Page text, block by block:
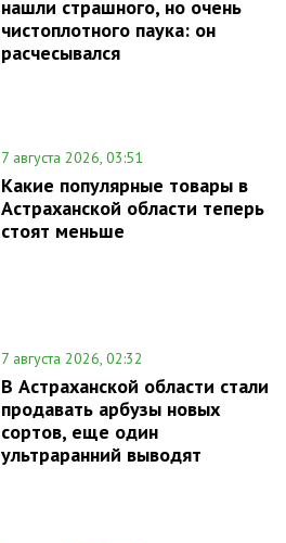
нашли страшного, но очень
чистоплотного паука: он
расчесывался
7 августа 2026, 03:51
Какие популярные товары в
Астраханской области теперь
стоят меньше
7 августа 2026, 02:32
В Астраханской области стали
продавать арбузы новых
сортов, еще один
ультраранний выводят